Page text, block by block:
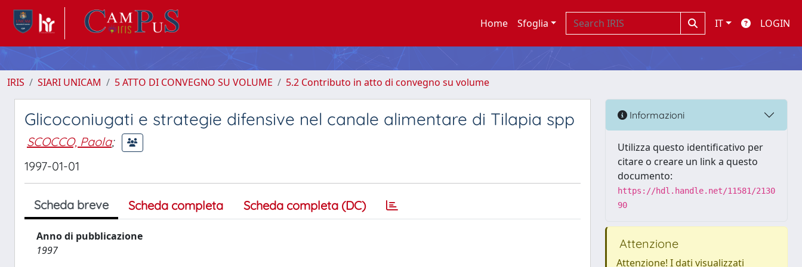
Home Sfoglia IT LOGIN
IRIS SIARI UNICAM 5 ATTO DI CONVEGNO SU VOLUME 5.2 Contributo in atto di convegno su volume
Glicoconiugati e strategie difensive nel canale alimentare di Tilapia spp
SCOCCO, Paola;
1997-01-01
Scheda breve Scheda completa Scheda completa (DC)
Anno di pubblicazione
1997
Informazioni
Utilizza questo identificativo per
citare o creare un link a questo
documento:
https://hdl.handle.net/11581/2130
90
Attenzione
Attenzione! I dati visualizzati